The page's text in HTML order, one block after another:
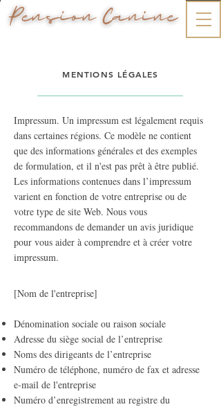
MENTIONS LÉGALES
Impressum. Un impressum est légalement requis
dans certaines régions. Ce modèle ne contient
que des informations générales et des exemples
de formulation, et il n'est pas prêt à être publié.
Les informations contenues dans l’impressum
varient en fonction de votre entreprise ou de
votre type de site Web. Nous vous
recommandons de demander un avis juridique
pour vous aider à comprendre et à créer votre
impressum.
[Nom de l'entreprise]
Dénomination sociale ou raison sociale
Adresse du siège social de l’entreprise
Noms des dirigeants de l’entreprise
Numéro de téléphone, numéro de fax et adresse
e-mail de l'entreprise
Numéro d’enregistrement au registre du